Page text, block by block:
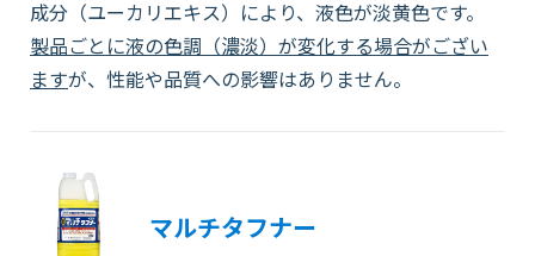
成分（ユーカリエキス）により、液色が淡黄色です。
製品ごとに液の色調（濃淡）が変化する場合がござい
ますが、性能や品質への影響はありません。
マルチタフナー